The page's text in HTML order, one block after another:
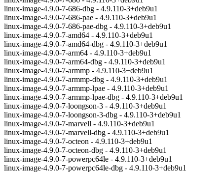
linux-image-4.9.0-7-686-dbg - 4.9.110-3+deb9u1
linux-image-4.9.0-7-686-pae - 4.9.110-3+deb9u1
linux-image-4.9.0-7-686-pae-dbg - 4.9.110-3+deb9u1
linux-image-4.9.0-7-amd64 - 4.9.110-3+deb9u1
linux-image-4.9.0-7-amd64-dbg - 4.9.110-3+deb9u1
linux-image-4.9.0-7-arm64 - 4.9.110-3+deb9u1
linux-image-4.9.0-7-arm64-dbg - 4.9.110-3+deb9u1
linux-image-4.9.0-7-armmp - 4.9.110-3+deb9u1
linux-image-4.9.0-7-armmp-dbg - 4.9.110-3+deb9u1
linux-image-4.9.0-7-armmp-lpae - 4.9.110-3+deb9u1
linux-image-4.9.0-7-armmp-lpae-dbg - 4.9.110-3+deb9u1
linux-image-4.9.0-7-loongson-3 - 4.9.110-3+deb9u1
linux-image-4.9.0-7-loongson-3-dbg - 4.9.110-3+deb9u1
linux-image-4.9.0-7-marvell - 4.9.110-3+deb9u1
linux-image-4.9.0-7-marvell-dbg - 4.9.110-3+deb9u1
linux-image-4.9.0-7-octeon - 4.9.110-3+deb9u1
linux-image-4.9.0-7-octeon-dbg - 4.9.110-3+deb9u1
linux-image-4.9.0-7-powerpc64le - 4.9.110-3+deb9u1
linux-image-4.9.0-7-powerpc64le-dbg - 4.9.110-3+deb9u1